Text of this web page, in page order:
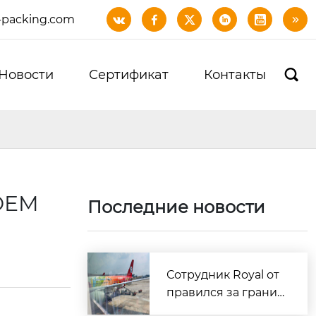
     
Новости Сертификат Контакты 
Последние новости
Сотрудник Royal от
правился за границ